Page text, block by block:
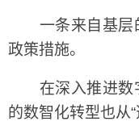
一条来自基层
政策措施。
在深入推进数
的数智化转型也从“